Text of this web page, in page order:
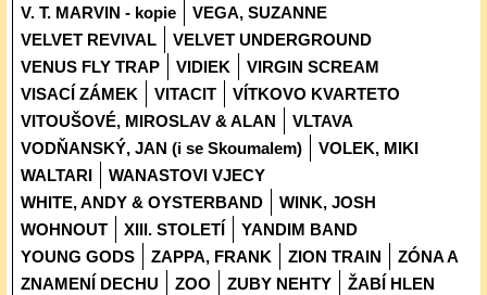
V. T. MARVIN - kopie
VEGA, SUZANNE
VELVET REVIVAL
VELVET UNDERGROUND
VENUS FLY TRAP
VIDIEK
VIRGIN SCREAM
VISACÍ ZÁMEK
VITACIT
VÍTKOVO KVARTETO
VITOUŠOVÉ, MIROSLAV & ALAN
VLTAVA
VODŇANSKÝ, JAN (i se Skoumalem)
VOLEK, MIKI
WALTARI
WANASTOVI VJECY
WHITE, ANDY & OYSTERBAND
WINK, JOSH
WOHNOUT
XIII. STOLETÍ
YANDIM BAND
YOUNG GODS
ZAPPA, FRANK ZION TRAIN
ZÓNA A
ZNAMENÍ DECHU
ZOO ZUBY NEHTY
ŽABÍ HLEN